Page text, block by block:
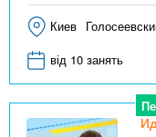
Киев
від 10 занять